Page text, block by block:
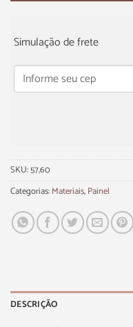
Simulação de frete
SKU:57,60
Categorias:Materiais,Painel
DESCRIÇÃO